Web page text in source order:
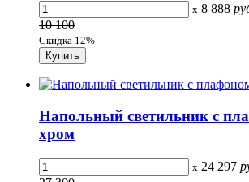
x 8 888
10 100
Скидка 12%
Напольный светильник с
хром
x 24 297